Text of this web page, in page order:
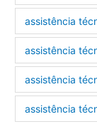
assistência
assistência
assistência
assistência